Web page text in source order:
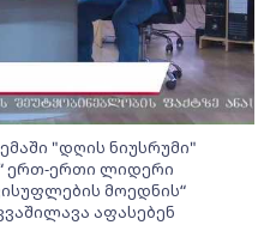
"დღის ნიუსრუმი"
ერთ-ერთი ლიდერი
მოედნის“
აფასებენ